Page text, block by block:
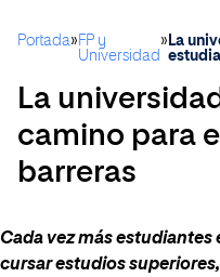
Portada» FP y
Universidad
» La
La
camino para
barreras
Cada vez más
cursar estudios